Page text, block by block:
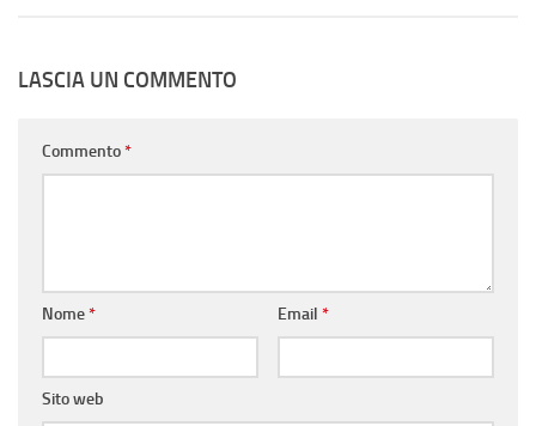
LASCIA UN COMMENTO
Commento*
Nome* Email *
Sito web